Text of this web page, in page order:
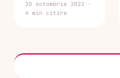
20 octombrie 2022 ·
4 min citire